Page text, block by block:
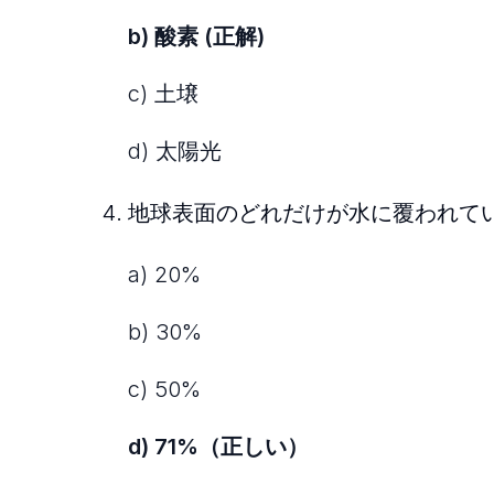
b) 酸素 (正解)
c) 土壌
d) 太陽光
地球表面のどれだけが水に覆われて
a) 20%
b) 30%
c) 50%
d) 71%（正しい）